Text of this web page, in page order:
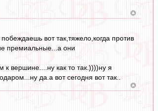
вот так,тяжело,когда против
премиальные...а они
вершине....ну как то так.))))ну я
да.а вот сегодня вот так..